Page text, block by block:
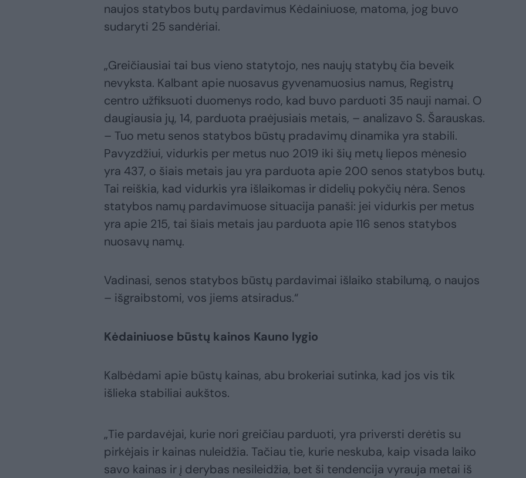
naujos statybos butų pardavimus Kėdainiuose, matoma, jog buvo
sudaryti 25 sandėriai.
„Greičiausiai tai bus vieno statytojo, nes naujų statybų čia beveik
nevyksta. Kalbant apie nuosavus gyvenamuosius namus, Registrų
centro užfiksuoti duomenys rodo, kad buvo parduoti 35 nauji namai. O
daugiausia jų, 14, parduota praėjusiais metais, – analizavo S. Šarauskas.
– Tuo metu senos statybos būstų pradavimų dinamika yra stabili.
Pavyzdžiui, vidurkis per metus nuo 2019 iki šių metų liepos mėnesio
yra 437, o šiais metais jau yra parduota apie 200 senos statybos butų.
Tai reiškia, kad vidurkis yra išlaikomas ir didelių pokyčių nėra. Senos
statybos namų pardavimuose situacija panaši: jei vidurkis per metus
yra apie 215, tai šiais metais jau parduota apie 116 senos statybos
nuosavų namų.
Vadinasi, senos statybos būstų pardavimai išlaiko stabilumą, o naujos
– išgraibstomi, vos jiems atsiradus.“
Kėdainiuose būstų kainos Kauno lygio
Kalbėdami apie būstų kainas, abu brokeriai sutinka, kad jos vis tik
išlieka stabiliai aukštos.
„Tie pardavėjai, kurie nori greičiau parduoti, yra priversti derėtis su
pirkėjais ir kainas nuleidžia. Tačiau tie, kurie neskuba, kaip visada laiko
savo kainas ir į derybas nesileidžia, bet ši tendencija vyrauja metai iš